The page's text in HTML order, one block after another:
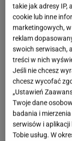
Ogórki w
teściów i od
Jako
robię je z
większą. Są
doskonałe.
takie jak adresy IP,
cookie lub inne
marketingowych,
reklam
swoich serwisach,
treści w nich
Jeśli nie chcesz
chcesz wycofać
„Ustawień
Twoje dane
badania i
serwisów i aplikacji
Tobie usług. W